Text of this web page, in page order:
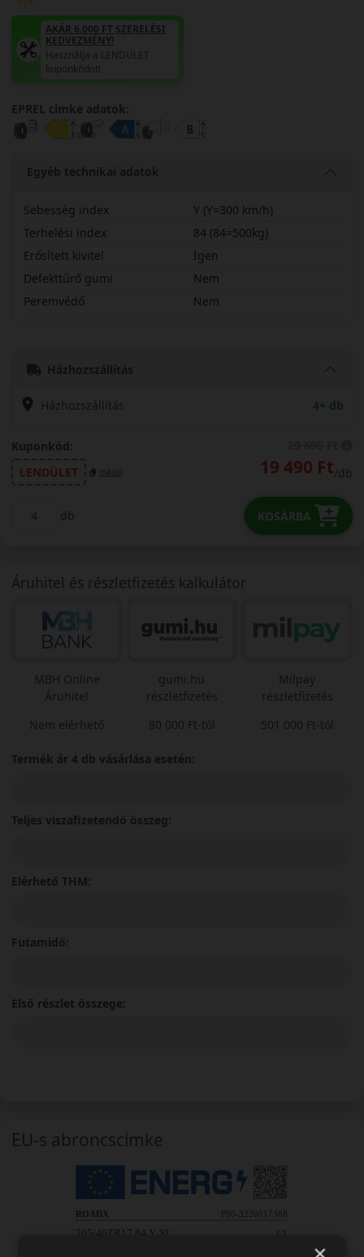
AKÁR 6.000 FT SZERELÉSI
KEDVEZMÉNY!
Használja a LENDÜLET
kuponkódot!
EPREL cimke adatok:
Egyéb technikai adatok
Sebesség index
Y (Y=300 km/h)
Terhelési index
84 (84=500kg)
Erősített kivitel
Igen
Defekttűrő gumi
Nem
Peremvédő
Nem
Házhozszállítás
Házhozszállítás 4+ db
Kuponkód:
LENDÜLET
másol 19 490 Ft/db
db KOSÁRBA
Áruhitel és részletfizetés kalkulátor
MBH Online
Áruhitel
Nem elérhető
gumi.hu
részletfizetés
80 000 Ft-tól
Milpay
részletfizetés
501 000 Ft-tól
Termék ár 4 db vásárlása esetén:
Teljes viszafizetendő összeg:
Elérhető THM:
Futamidő:
Első részlet összege:
EU-s abroncscímke